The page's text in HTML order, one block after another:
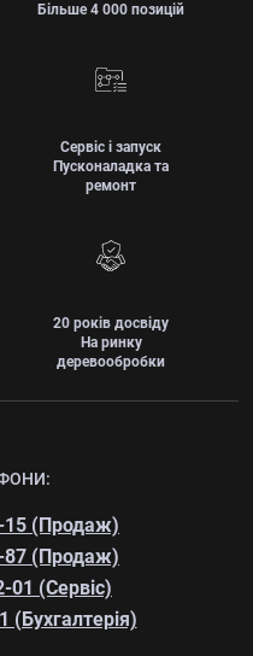
Більше 4 000 позицій
Сервіс і запуск
Пусконаладка та
ремонт
20 років досвіду
На ринку
деревообробки
15 (Продаж)
87 (Продаж)
01 (Сервіс)
(Бухгалтерія)